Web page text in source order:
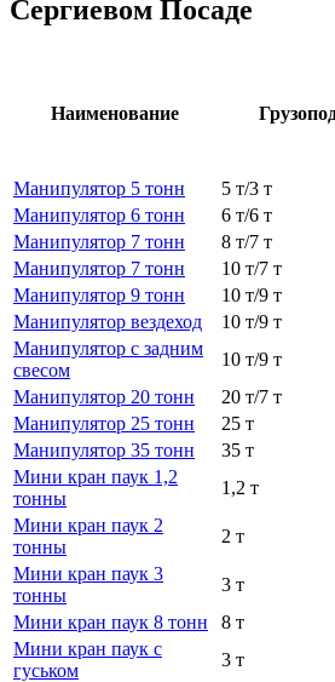
Сергиевом Посаде
Наименование
Манипулятор 5 тонн 5 т/3 т
Манипулятор 6 тонн
6 т/6 т
Манипулятор 7 тонн
8 т/7 т
Манипулятор 7 тонн
10 т/7 т
Манипулятор 9 тонн
10 т/9 т
Манипулятор вездеход
10 т/9 т
Манипулятор с задним
свесом
10 т/9 т
Манипулятор 20 тонн
20 т/7 т
Манипулятор 25 тонн
25 т
Манипулятор 35 тонн
35 т
Мини кран паук 1,2
тонны
1,2 т
Мини кран паук 2
тонны
2 т
Мини кран паук 3
тонны
3 т
Мини кран паук 8 тонн
8 т
Мини кран паук с
гуськом
3 т